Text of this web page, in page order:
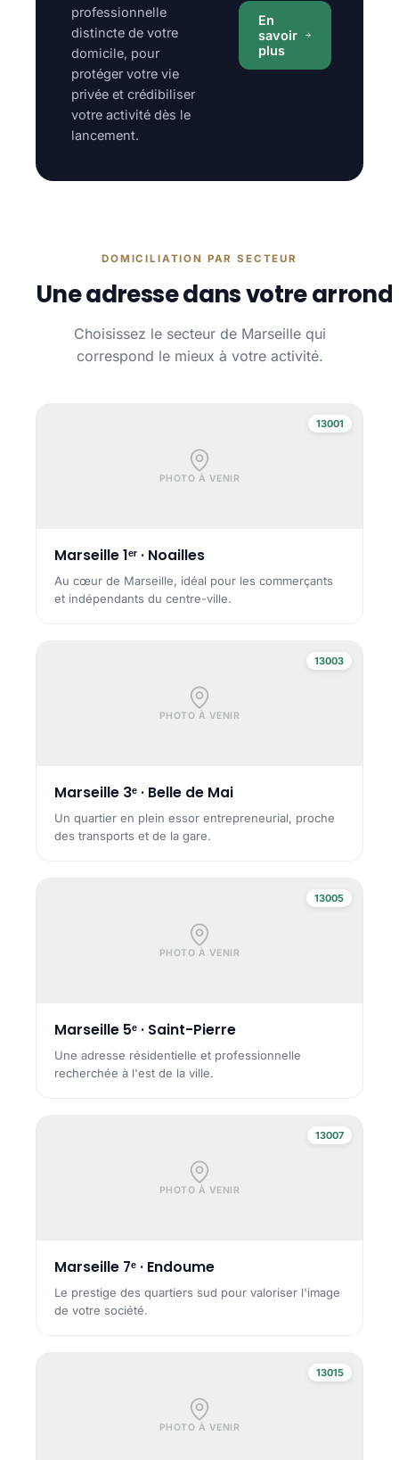
professionnelle
distincte de votre
domicile, pour
protéger votre vie
privée et crédibiliser
votre activité dès le
lancement.
En
savoir
plus
DOMICILIATION PAR SECTEUR
Une adresse dans votre
Choisissez le secteur de Marseille qui
correspond le mieux à votre activité.
PHOTO À VENIR
13001
Marseille 1ᵉʳ · Noailles
Au cœur de Marseille, idéal pour les commerçants
et indépendants du centre-ville.
PHOTO À VENIR
13003
Marseille 3ᵉ · Belle de Mai
Un quartier en plein essor entrepreneurial, proche
des transports et de la gare.
PHOTO À VENIR
13005
Marseille 5ᵉ · Saint-Pierre
Une adresse résidentielle et professionnelle
recherchée à l'est de la ville.
PHOTO À VENIR
13007
Marseille 7ᵉ · Endoume
Le prestige des quartiers sud pour valoriser l'image
de votre société.
PHOTO À VENIR
13015